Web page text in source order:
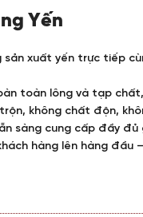
Yến
sản xuất yến trực tiếp
toàn lông và tạp
không chất độn,
sàng cung cấp đầy
hàng lên hàng đầu